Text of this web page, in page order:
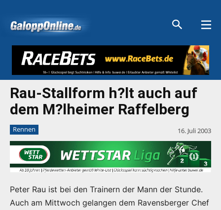
Rau-Stallform h?lt auch auf
dem M?lheimer Raffelberg
Rennen 16. Juli 2003
Peter Rau ist bei den Trainern der Mann der Stunde.
Auch am Mittwoch gelangen dem Ravensberger Chef